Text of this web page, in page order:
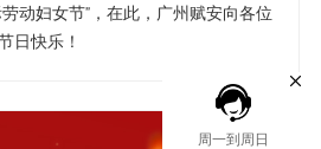
动妇女节”，在此，广州赋安向各位
日快乐！
周一到周日